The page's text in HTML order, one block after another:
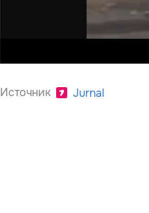
Источник Jurnal